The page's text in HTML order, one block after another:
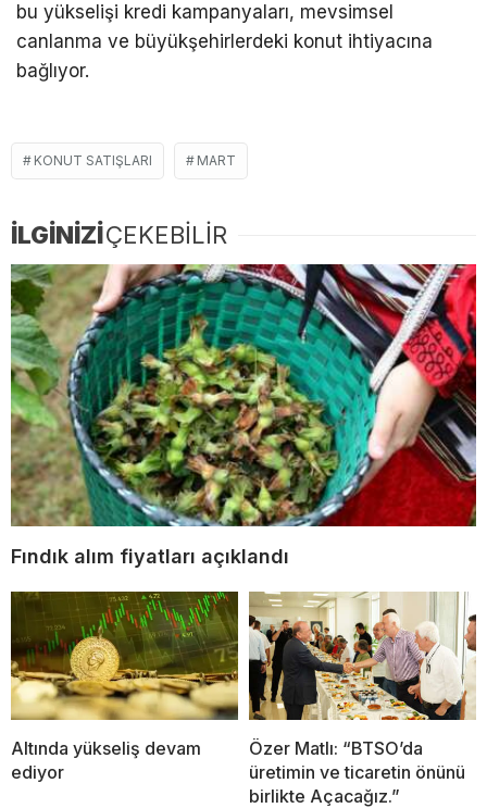
bu yükselişi kredi kampanyaları, mevsimsel
canlanma ve büyükşehirlerdeki konut ihtiyacına
bağlıyor.
KONUT SATIŞLARI MART
İLGİNİZİÇEKEBİLİR
Fındık alım fiyatları açıklandı
Altında yükseliş devam
ediyor
Özer Matlı: “BTSO’da
üretimin ve ticaretin önünü
birlikte Açacağız.”